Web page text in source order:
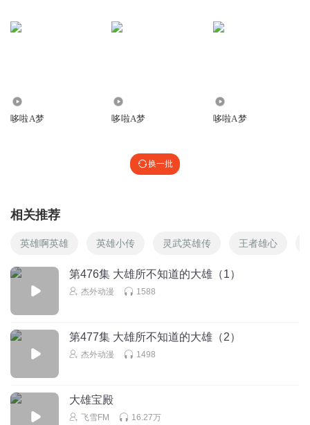
哆啦A梦 哆啦A梦 哆啦A梦
换一批
相关推荐
英雄啊英雄 英雄小传 灵武英雄传 王者雄心
第476集 大雄所不知道的大雄（1）
杰外动漫 1588
第477集 大雄所不知道的大雄（2）
杰外动漫 1498
大雄宝殿
飞雪FM 16.27万